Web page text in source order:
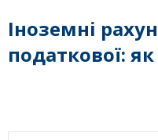
Іноземні
податкової: